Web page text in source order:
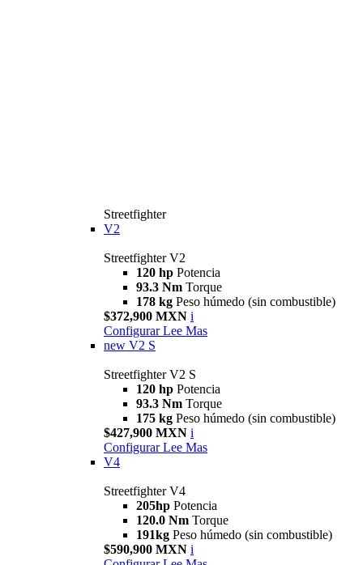
Streetfighter
V2
Streetfighter V2
120 hp Potencia
93.3 Nm Torque
178 kg Peso húmedo (sin combustible)
$372,900 MXN i
Configurar Lee Mas
new V2 S
Streetfighter V2 S
120 hp Potencia
93.3 Nm Torque
175 kg Peso húmedo (sin combustible)
$427,900 MXN i
Configurar Lee Mas
V4
Streetfighter V4
205hp Potencia
120.0 Nm Torque
191kg Peso húmedo (sin combustible)
$590,900 MXN i